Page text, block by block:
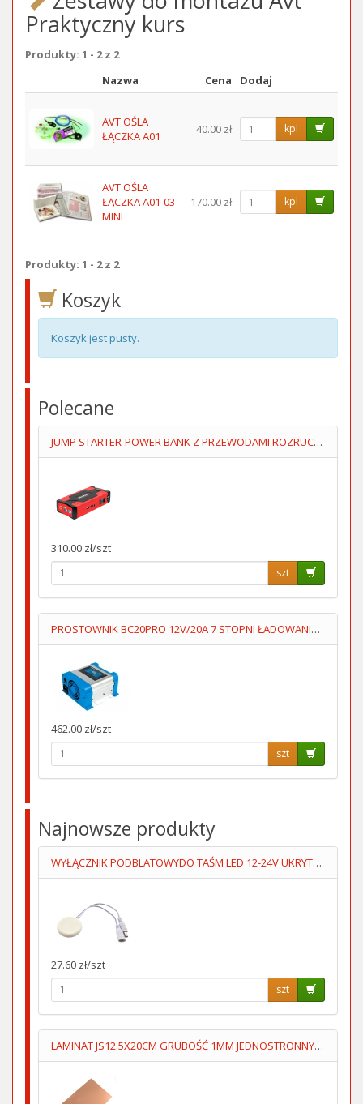
Praktyczny kurs
Produkty: 1 - 2 z 2
Obraz
Nazwa Cena Dodaj
AVT OŚLA
ŁĄCZKA A01
40.00 zł kpl
AVT OŚLA
ŁĄCZKA A01-03
MINI
170.00 zł kpl
Produkty: 1 - 2 z 2
Koszyk
Koszyk jest pusty.
Polecane
JUMP STARTER-POWER BANK Z PRZEWODAMI ROZRUCHOWYMI+KOMPRESOR
310.00 zł/szt
szt
PROSTOWNIK BC20PRO 12V/20A 7 STOPNI ŁADOWANIA AUTOMAT
462.00 zł/szt
szt
Najnowsze produkty
WYŁĄCZNIK PODBLATOWYDO TAŚM LED 12-24V UKRYTY,PRZYKLEJANY
27.60 zł/szt
szt
LAMINAT JS12.5X20CM GRUBOŚĆ 1MM JEDNOSTRONNY 70um